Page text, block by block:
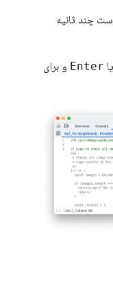
چند ثانیه
یا Enter و برای